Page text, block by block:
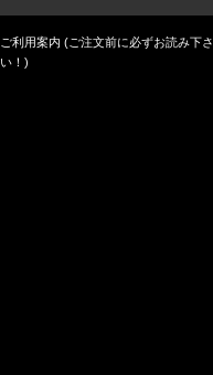
ご利用案内 (ご注文前に必ずお読み下さ
い！)